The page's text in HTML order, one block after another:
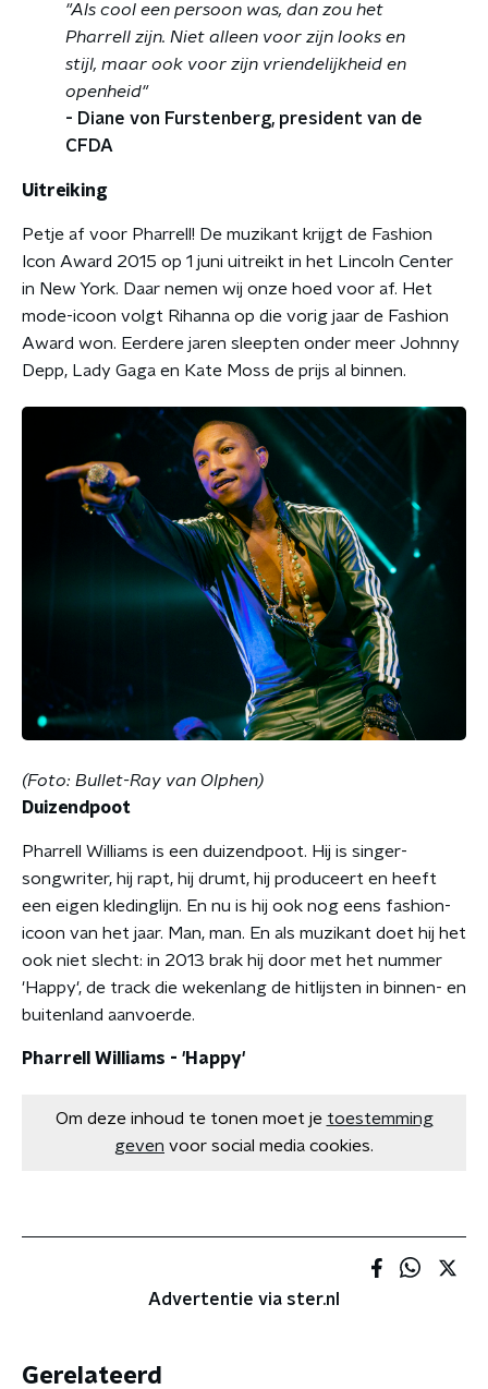
"Als cool een persoon was, dan zou het
Pharrell zijn. Niet alleen voor zijn looks en
stijl, maar ook voor zijn vriendelijkheid en
openheid"
- Diane von Furstenberg, president van de
CFDA
Uitreiking
Petje af voor Pharrell! De muzikant krijgt de Fashion
Icon Award 2015 op 1 juni uitreikt in het Lincoln Center
in New York. Daar nemen wij onze hoed voor af. Het
mode-icoon volgt Rihanna op die vorig jaar de Fashion
Award won. Eerdere jaren sleepten onder meer Johnny
Depp, Lady Gaga en Kate Moss de prijs al binnen.
(Foto: Bullet-Ray van Olphen)
Duizendpoot
Pharrell Williams is een duizendpoot. Hij is singer-
songwriter, hij rapt, hij drumt, hij produceert en heeft
een eigen kledinglijn. En nu is hij ook nog eens fashion-
icoon van het jaar. Man, man. En als muzikant doet hij het
ook niet slecht: in 2013 brak hij door met het nummer
'Happy', de track die wekenlang de hitlijsten in binnen- en
buitenland aanvoerde.
Pharrell Williams - 'Happy'
Om deze inhoud te tonen moet je toestemming
geven voor social media cookies.
Advertentie via ster.nl
Gerelateerd